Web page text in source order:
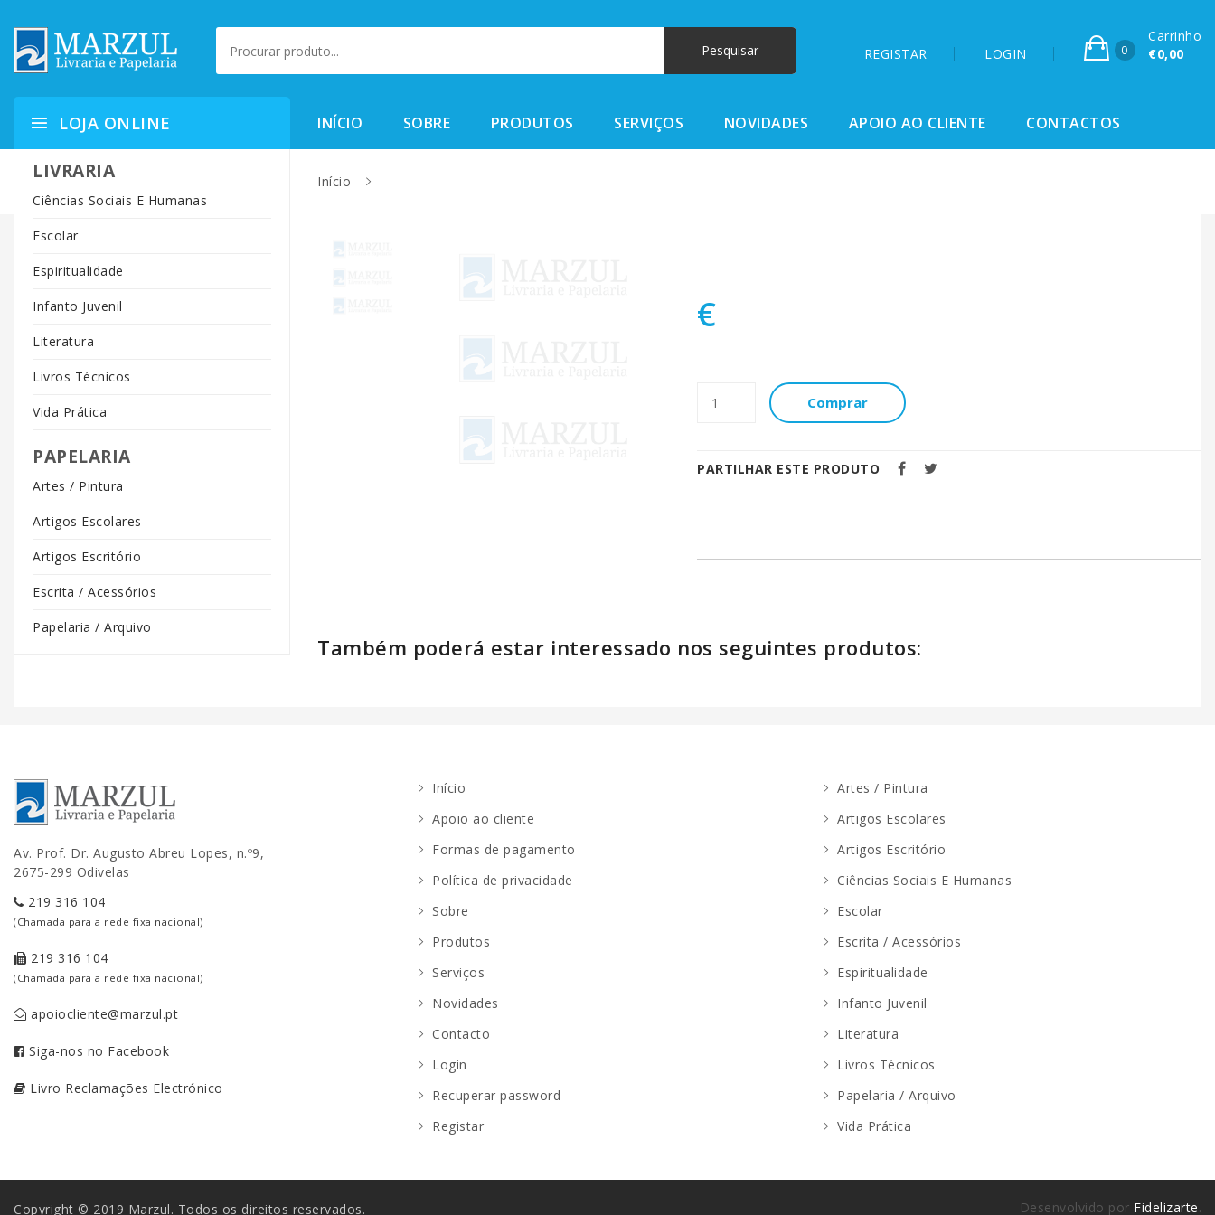
REGISTAR LOGIN 0
Carrinho
€0,00
LOJA ONLINE
LIVRARIA
Ciências Sociais E Humanas
Escolar
Espiritualidade
Infanto Juvenil
Literatura
Livros Técnicos
Vida Prática
PAPELARIA
Artes / Pintura
Artigos Escolares
Artigos Escritório
Escrita / Acessórios
Papelaria / Arquivo
INÍCIO SOBRE PRODUTOS SERVIÇOS NOVIDADES APOIO AO CLIENTE CONTACTOS
Início
€
Comprar
PARTILHAR ESTE PRODUTO
Também poderá estar interessado nos seguintes produtos:
Av. Prof. Dr. Augusto Abreu Lopes, n.º9,
2675-299 Odivelas
219 316 104
(Chamada para a rede fixa nacional)
219 316 104
(Chamada para a rede fixa nacional)
apoiocliente@marzul.pt
Siga-nos no Facebook
Livro Reclamações Electrónico
Início
Apoio ao cliente
Formas de pagamento
Política de privacidade
Sobre
Produtos
Serviços
Novidades
Contacto
Login
Recuperar password
Registar
Artes / Pintura
Artigos Escolares
Artigos Escritório
Ciências Sociais E Humanas
Escolar
Escrita / Acessórios
Espiritualidade
Infanto Juvenil
Literatura
Livros Técnicos
Papelaria / Arquivo
Vida Prática
Copyright © 2019 Marzul. Todos os direitos reservados. Desenvolvido por Fidelizarte.